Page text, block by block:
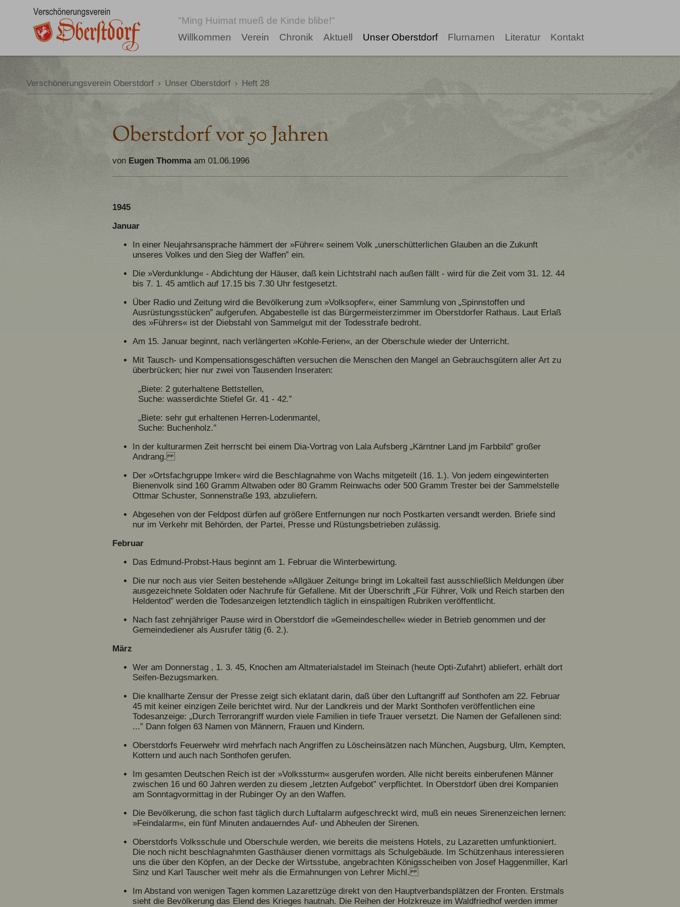
"Ming Huimat mueß de Kinde blibe!"
Willkommen
Verein Chronik Aktuell Unser Oberstdorf Flurnamen Literatur Kontakt
Verschönerungsverein Oberstdorf › Unser Oberstdorf › Heft 28
Oberstdorf vor 50 Jahren
von Eugen Thommaam 01.06.1996
1945
Januar
In einer Neujahrsansprache hämmert der »Führer« seinem Volk „unerschütterlichen Glauben an die Zukunft
unseres Volkes und den Sieg der Waffen” ein.
Die »Verdunklung« - Abdichtung der Häuser, daß kein Lichtstrahl nach außen fällt - wird für die Zeit vom 31. 12. 44
bis 7. 1. 45 amtlich auf 17.15 bis 7.30 Uhr festgesetzt.
Über Radio und Zeitung wird die Bevölkerung zum »Volksopfer«, einer Sammlung von „Spinnstoffen und
Ausrüstungsstücken” aufgerufen. Abgabestelle ist das Bürgermeisterzimmer im Oberstdorfer Rathaus. Laut Erlaß
des »Führers« ist der Diebstahl von Sammelgut mit der Todesstrafe bedroht.
Am 15. Januar beginnt, nach verlängerten »Kohle-Ferien«, an der Oberschule wieder der Unterricht.
Mit Tausch- und Kompensationsgeschäften versuchen die Menschen den Mangel an Gebrauchsgütern aller Art zu
überbrücken; hier nur zwei von Tausenden Inseraten:
„Biete: 2 guterhaltene Bettstellen,
Suche: wasserdichte Stiefel Gr. 41 - 42.”
„Biete: sehr gut erhaltenen Herren-Lodenmantel,
Suche: Buchenholz.”
In der kulturarmen Zeit herrscht bei einem Dia-Vortrag von Lala Aufsberg „Kärntner Land jm Farbbild” großer
Andrang.
Der »Ortsfachgruppe Imker« wird die Beschlagnahme von Wachs mitgeteilt (16. 1.). Von jedem eingewinterten
Bienenvolk sind 160 Gramm Altwaben oder 80 Gramm Reinwachs oder 500 Gramm Trester bei der Sammelstelle
Ottmar Schuster, Sonnenstraße 193, abzuliefern.
Abgesehen von der Feldpost dürfen auf größere Entfernungen nur noch Postkarten versandt werden. Briefe sind
nur im Verkehr mit Behörden, der Partei, Presse und Rüstungsbetrieben zulässig.
Februar
Das Edmund-Probst-Haus beginnt am 1. Februar die Winterbewirtung.
Die nur noch aus vier Seiten bestehende »Allgäuer Zeitung« bringt im Lokalteil fast ausschließlich Meldungen über
ausgezeichnete Soldaten oder Nachrufe für Gefallene. Mit der Überschrift „Für Führer, Volk und Reich starben den
Heldentod” werden die Todesanzeigen letztendlich täglich in einspaltigen Rubriken veröffentlicht.
Nach fast zehnjähriger Pause wird in Oberstdorf die »Gemeindeschelle« wieder in Betrieb genommen und der
Gemeindediener als Ausrufer tätig (6. 2.).
März
Wer am Donnerstag , 1. 3. 45, Knochen am Altmaterialstadel im Steinach (heute Opti-Zufahrt) abliefert, erhält dort
Seifen-Bezugsmarken.
Die knallharte Zensur der Presse zeigt sich eklatant darin, daß über den Luftangriff auf Sonthofen am 22. Februar
45 mit keiner einzigen Zeile berichtet wird. Nur der Landkreis und der Markt Sonthofen veröffentlichen eine
Todesanzeige: „Durch Terrorangriff wurden viele Familien in tiefe Trauer versetzt. Die Namen der Gefallenen sind:
...” Dann folgen 63 Namen von Männern, Frauen und Kindern.
Oberstdorfs Feuerwehr wird mehrfach nach Angriffen zu Löscheinsätzen nach München, Augsburg, Ulm, Kempten,
Kottern und auch nach Sonthofen gerufen.
Im gesamten Deutschen Reich ist der »Volkssturm« ausgerufen worden. Alle nicht bereits einberufenen Männer
zwischen 16 und 60 Jahren werden zu diesem „letzten Aufgebot” verpflichtet. In Oberstdorf üben drei Kompanien
am Sonntagvormittag in der Rubinger Oy an den Waffen.
Die Bevölkerung, die schon fast täglich durch Luftalarm aufgeschreckt wird, muß ein neues Sirenenzeichen lernen:
»Feindalarm«, ein fünf Minuten andauerndes Auf- und Abheulen der Sirenen.
Oberstdorfs Volksschule und Oberschule werden, wie bereits die meistens Hotels, zu Lazaretten umfunktioniert.
Die noch nicht beschlagnahmten Gasthäuser dienen vormittags als Schulgebäude. Im Schützenhaus interessieren
uns die über den Köpfen, an der Decke der Wirtsstube, angebrachten Königsscheiben von Josef Haggenmiller, Karl
Sinz und Karl Tauscher weit mehr als die Ermahnungen von Lehrer Michl.
Im Abstand von wenigen Tagen kommen Lazarettzüge direkt von den Hauptverbandsplätzen der Fronten. Erstmals
sieht die Bevölkerung das Elend des Krieges hautnah. Die Reihen der Holzkreuze im Waldfriedhof werden immer